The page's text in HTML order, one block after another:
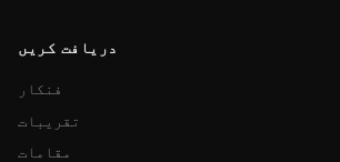
دریافت کریں
فنکار
تقریبات
مقامات